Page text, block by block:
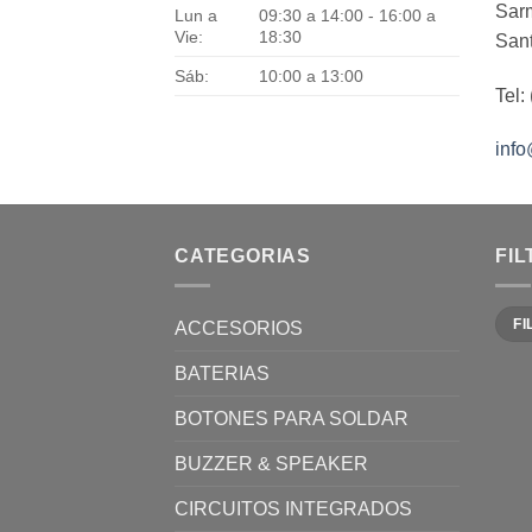
Lun a
Vie:
09:30 a 14:00 - 16:00 a
18:30
Sáb: 10:00 a 13:00
Tel:
CATEGORIAS
ACCESORIOS
BATERIAS
BOTONES PARA SOLDAR
BUZZER & SPEAKER
CIRCUITOS INTEGRADOS